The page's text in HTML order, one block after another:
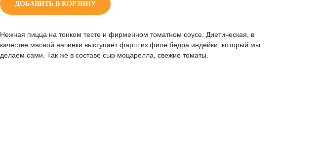
ДОБАВИТЬ В КОРЗИНУ
Нежная пицца на тонком тесте и фирменном томатном соусе. Диетическая, в
качестве мясной начинки выступает фарш из филе бедра индейки, который мы
делаем сами. Так же в составе сыр моцарелла, свежие томаты.